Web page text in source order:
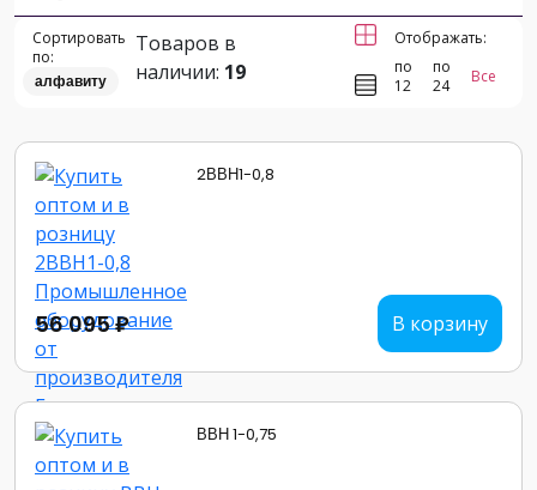
Сортировать
по:
алфавиту
Товаров в
наличии: 19
Отображать:
по
12
по
24
Все
2ВВН1-0,8
56 095 ₽ В корзину
ВВН 1-0,75